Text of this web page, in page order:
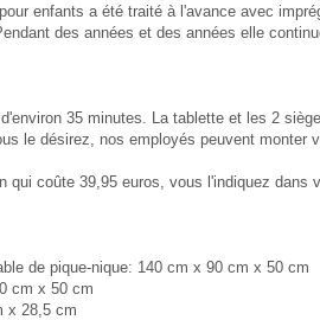
enfants a été traité à l'avance avec
des années et des années elle
35 minutes. La tablette et les 2
le désirez, nos employés peuvent monter
qui coûte 39,95 euros, vous l'indiquez dans
de pique-nique: 140 cm x 90 cm x 50 cm
cm x 50 cm
x 28,5 cm